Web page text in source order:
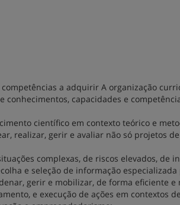
a adquirir A organização
conhecimentos, capacidades e
científico em contexto teórico e
realizar, gerir e avaliar não só projetos
complexas, de riscos elevados, de
e seleção de informação
gerir e mobilizar, de forma eficiente
e execução de ações em contextos